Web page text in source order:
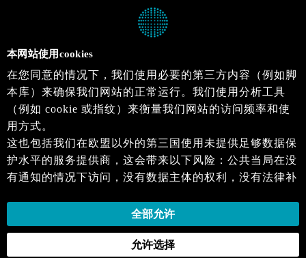
本网站使用cookies
在您同意的情况下，我们使用必要的第三方内容（例如脚
本库）来确保我们网站的正常运行。我们使用分析工具
（例如 cookie 或指纹）来衡量我们网站的访问频率和使
用方式。
这也包括我们在欧盟以外的第三国使用未提供足够数据保
护水平的服务提供商，这会带来以下风险：公共当局在没
有通知的情况下访问，没有数据主体的权利，没有法律补
当您同意时，即表示您同意上述活动。您可以撤回您的同
意，并在未来生效。详细信息可以在我们的隐私政策.中
全部允许
允许选择